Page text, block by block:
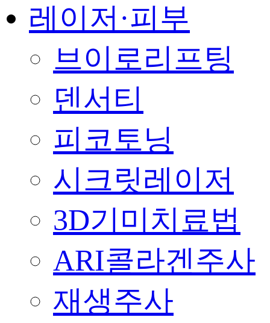
레이저·피부
브이로리프팅
덴서티
피코토닝
시크릿레이저
3D기미치료법
ARI콜라겐주사
재생주사